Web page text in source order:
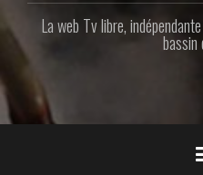
La web Tv libre,
bassin